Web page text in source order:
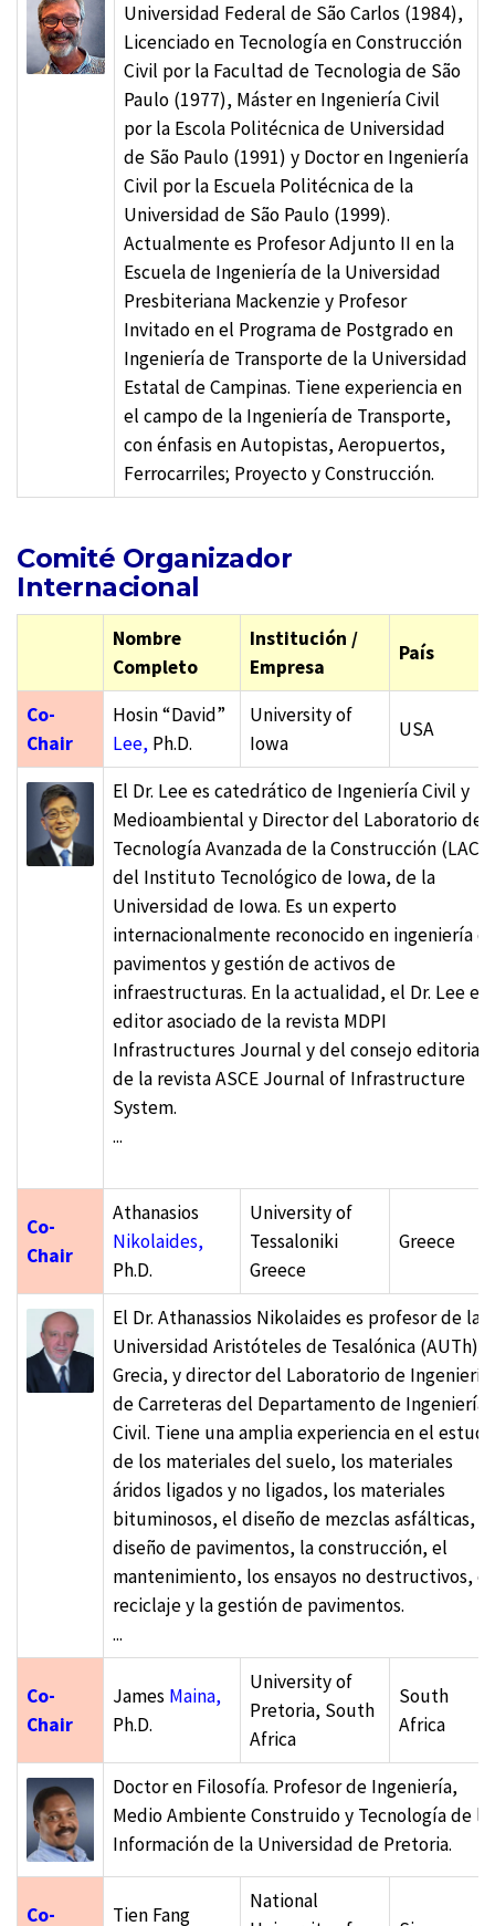
Universidad Federal de São Carlos (1984),
Licenciado en Tecnología en Construcción
Civil por la Facultad de Tecnologia de São
Paulo (1977), Máster en Ingeniería Civil
por la Escola Politécnica de Universidad
de São Paulo (1991) y Doctor en Ingeniería
Civil por la Escuela Politécnica de la
Universidad de São Paulo (1999).
Actualmente es Profesor Adjunto II en la
Escuela de Ingeniería de la Universidad
Presbiteriana Mackenzie y Profesor
Invitado en el Programa de Postgrado en
Ingeniería de Transporte de la Universidad
Estatal de Campinas. Tiene experiencia en
el campo de la Ingeniería de Transporte,
con énfasis en Autopistas, Aeropuertos,
Ferrocarriles; Proyecto y Construcción.
Comité Organizador
Internacional
Nombre
Completo
Institución /
Empresa
País
Co-
Chair
Hosin “David”
Lee, Ph.D.
University of
Iowa
USA
El Dr. Lee es catedrático de Ingeniería Civil y
Medioambiental y Director del Laboratorio de
Tecnología Avanzada de la Construcción
del Instituto Tecnológico de Iowa, de la
Universidad de Iowa. Es un experto
internacionalmente reconocido en ingeniería
pavimentos y gestión de activos de
infraestructuras. En la actualidad, el Dr. Lee es
editor asociado de la revista MDPI
Infrastructures Journal y del consejo editorial
de la revista ASCE Journal of Infrastructure
System.
...
Co-
Chair
Athanasios
Nikolaides,
Ph.D.
University of
Tessaloniki
Greece
Greece
El Dr. Athanassios Nikolaides es profesor de la
Universidad Aristóteles de Tesalónica (AUTh),
Grecia, y director del Laboratorio de Ingeniería
de Carreteras del Departamento de Ingeniería
Civil. Tiene una amplia experiencia en el
de los materiales del suelo, los materiales
áridos ligados y no ligados, los materiales
bituminosos, el diseño de mezclas asfálticas, el
diseño de pavimentos, la construcción, el
mantenimiento, los ensayos no destructivos, el
reciclaje y la gestión de pavimentos.
...
Co-
Chair
James Maina,
Ph.D.
University of
Pretoria, South
Africa
South
Africa
Doctor en Filosofía. Profesor de Ingeniería,
Medio Ambiente Construido y Tecnología de la
Información de la Universidad de Pretoria.
Co- Tien Fang
National